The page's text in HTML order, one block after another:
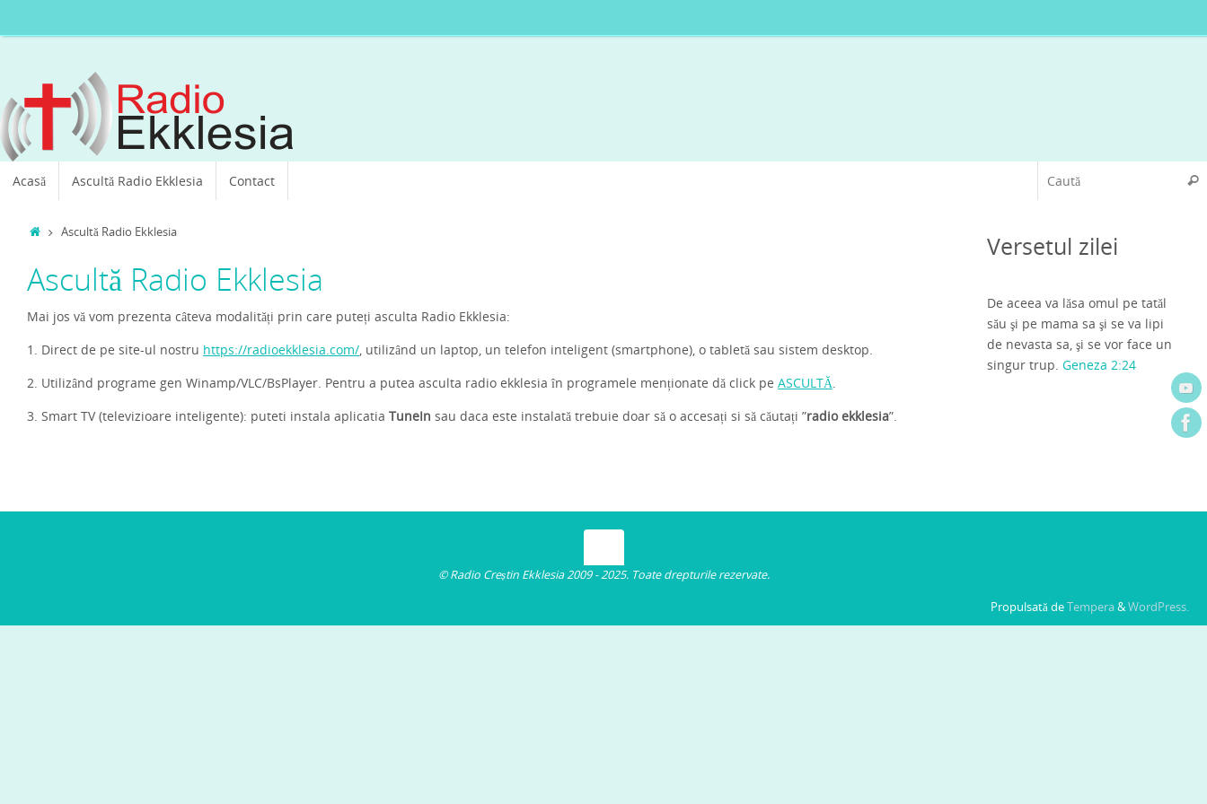
Acasă Ascultă Radio Ekklesia Contact
PrimaAscultă Radio Ekklesia
Ascultă Radio Ekklesia
Mai jos vă vom prezenta câteva modalități prin care puteți asculta Radio Ekklesia:
1. Direct de pe site-ul nostru https://radioekklesia.com/, utilizând un laptop, un telefon inteligent (smartphone), o tabletă sau sistem desktop.
2. Utilizând programe gen Winamp/VLC/BsPlayer. Pentru a putea asculta radio ekklesia în programele menționate dă click pe ASCULTĂ.
3. Smart TV (televizioare inteligente): puteti instala aplicatia TuneIn sau daca este instalată trebuie doar să o accesați si să căutați ”radio ekklesia”.
Versetul zilei
De aceea va lăsa omul pe tatăl
său şi pe mama sa şi se va lipi
de nevasta sa, şi se vor face un
singur trup. Geneza 2:24
© Radio Creștin Ekklesia 2009 - 2025. Toate drepturile rezervate.
Propulsată deTempera&WordPress.